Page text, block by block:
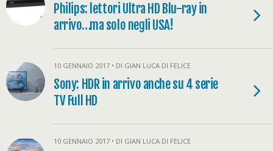
Philips: lettori Ultra HD Blu-ray in
arrivo…ma solo negli USA!
10 GENNAIO 2017 • DI GIAN LUCA DI FELICE
Sony: HDR in arrivo anche su 4 serie
TV Full HD
10 GENNAIO 2017 • DI GIAN LUCA DI FELICE